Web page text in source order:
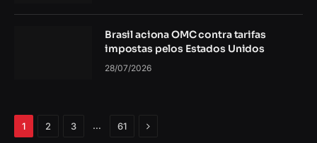
Brasil aciona OMC contra tarifas
impostas pelos Estados Unidos
28/07/2026
1 2 3 … 61 Próximo